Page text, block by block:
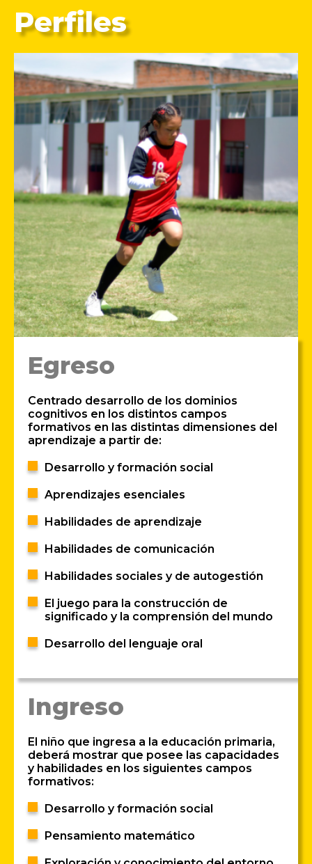
Perfiles
Ingreso
El niño que ingresa a la educación primaria,
deberá mostrar que posee las capacidades
y habilidades en los siguientes campos
formativos:
Desarrollo y formación social
Pensamiento matemático
Egreso
Centrado desarrollo de los dominios
cognitivos en los distintos campos
formativos en las distintas dimensiones del
aprendizaje a partir de:
Desarrollo y formación social
Aprendizajes esenciales
Habilidades de aprendizaje
Habilidades de comunicación
Habilidades sociales y de autogestión
El juego para la construcción de
significado y la comprensión del mundo
Desarrollo del lenguaje oral